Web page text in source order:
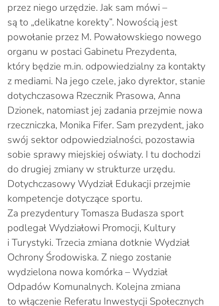
przez niego urzędzie. Jak sam mówi –
są to „delikatne korekty”. Nowością jest
powołanie przez M. Powałowskiego nowego
organu w postaci Gabinetu Prezydenta,
który będzie m.in. odpowiedzialny za kontakty
z mediami. Na jego czele, jako dyrektor, stanie
dotychczasowa Rzecznik Prasowa, Anna
Dzionek, natomiast jej zadania przejmie nowa
rzeczniczka, Monika Fifer. Sam prezydent, jako
swój sektor odpowiedzialności, pozostawia
sobie sprawy miejskiej oświaty. I tu dochodzi
do drugiej zmiany w strukturze urzędu.
Dotychczasowy Wydział Edukacji przejmie
kompetencje dotyczące sportu.
Za prezydentury Tomasza Budasza sport
podlegał Wydziałowi Promocji, Kultury
i Turystyki. Trzecia zmiana dotknie Wydział
Ochrony Środowiska. Z niego zostanie
wydzielona nowa komórka – Wydział
Odpadów Komunalnych. Kolejna zmiana
to włączenie Referatu Inwestycji Społecznych